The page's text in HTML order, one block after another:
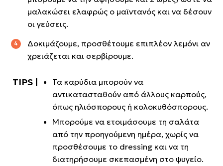
μαλακώσει ελαφρώς ο μαϊντανός και να δέσουν
οι γεύσεις.
Δοκιμάζουμε, προσθέτουμε επιπλέον λεμόνι αν
χρειάζεται και σερβίρουμε.
Τα καρύδια μπορούν να
αντικατασταθούν από άλλους καρπούς,
όπως ηλιόσπορους ή κολοκυθόσπορους.
Μπορούμε να ετοιμάσουμε τη σαλάτα
από την προηγούμενη ημέρα, χωρίς να
προσθέσουμε το dressing και να τη
διατηρήσουμε σκεπασμένη στο ψυγείο.